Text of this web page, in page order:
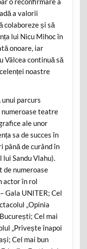
a valorii
colaboreze și să
lui Nicu Mihoc în
onoare, iar
Vâlcea continuă să
noastre
parcurs
teatre
ale unor
sa de succes în
până de curând în
Sandu Vlahu).
de numeroase
actor în rol
Gala UNITER; Cel
„Opinia
Cel mai
„Privește înapoi
Cel mai bun